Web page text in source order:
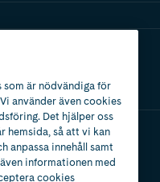
som är nödvändiga för
använder även cookies
Det hjälper oss
hemsida, så att vi kan
anpassa innehåll samt
informationen med
cookies